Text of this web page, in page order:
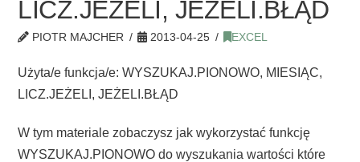
LICZ.JEŻELI, JEŻELI.BŁĄD
PIOTR MAJCHER 2013-04-25 EXCEL
Użyta/e funkcja/e: WYSZUKAJ.PIONOWO, MIESIĄC,
LICZ.JEŻELI, JEŻELI.BŁĄD
W tym materiale zobaczysz jak wykorzystać funkcję
WYSZUKAJ.PIONOWO do wyszukania wartości które